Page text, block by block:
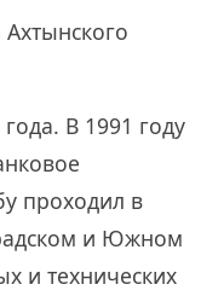
В 1991 году
проходил в
и Южном
и технических